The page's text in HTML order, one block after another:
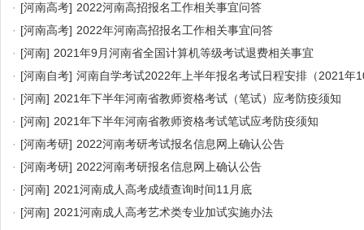
· [河南高考] 2022河南高招报名工作相关事宜问答
· [河南高考] 2022年河南高招报名工作相关事宜问答
· [河南] 2021年9月河南省全国计算机等级考试退费相关事宜
· [河南自考] 河南自学考试2022年上半年报名考试日程安排（2021年
· [河南] 2021年下半年河南省教师资格考试（笔试）应考防疫须知
· [河南] 2021年下半年河南省教师资格考试笔试应考防疫须知
· [河南考研] 2022河南考研考试报名信息网上确认公告
· [河南考研] 2022河南考研报名信息网上确认公告
· [河南] 2021河南成人高考成绩查询时间11月底
· [河南] 2021河南成人高考艺术类专业加试实施办法